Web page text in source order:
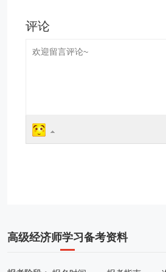
高级经济师学习备考资料